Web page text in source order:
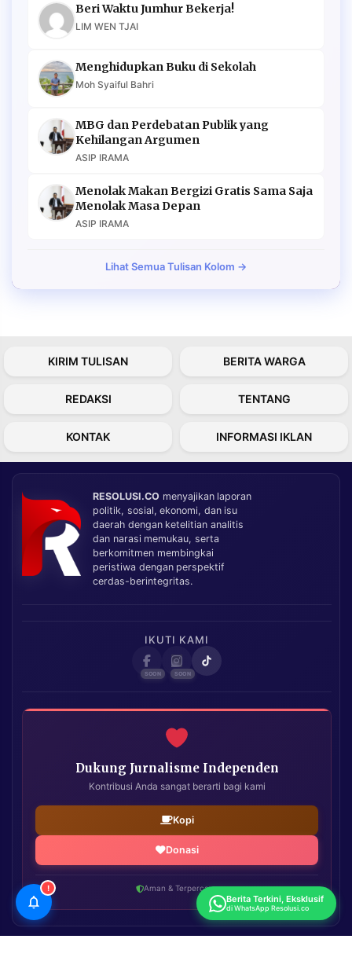
Beri Waktu Jumhur Bekerja!
LIM WEN TJAI
Menghidupkan Buku di Sekolah
Moh Syaiful Bahri
MBG dan Perdebatan Publik yang
Kehilangan Argumen
ASIP IRAMA
Menolak Makan Bergizi Gratis Sama Saja
Menolak Masa Depan
ASIP IRAMA
Lihat Semua Tulisan Kolom →
KIRIM TULISAN BERITA WARGA
REDAKSI TENTANG
KONTAK INFORMASI IKLAN
RESOLUSI.CO menyajikan laporan
politik, sosial, ekonomi, dan isu
daerah dengan ketelitian analitis
dan narasi memukau, serta
berkomitmen membingkai
peristiwa dengan perspektif
cerdas-berintegritas.
IKUTI KAMI
Dukung Jurnalisme Independen
Kontribusi Anda sangat berarti bagi kami
Kopi
Donasi
Aman & Terpercaya
!
Berita Terkini, Eksklusif
di WhatsApp Resolusi.co